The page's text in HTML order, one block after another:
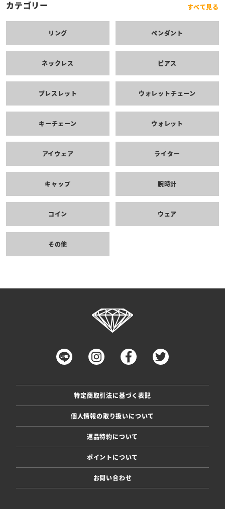
カテゴリー すべて見る
リング ペンダント
ネックレス ピアス
ブレスレット ウォレットチェーン
キーチェーン ウォレット
アイウェア ライター
キャップ 腕時計
コイン ウェア
その他
特定商取引法に基づく表記
個人情報の取り扱いについて
返品特約について
ポイントについて
お問い合わせ